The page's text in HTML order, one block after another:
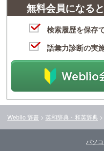
無料会員になる
検索履歴を保存
語彙力診断の実
Weblio 辞書 > 英和辞典・和英辞典 >
パソ